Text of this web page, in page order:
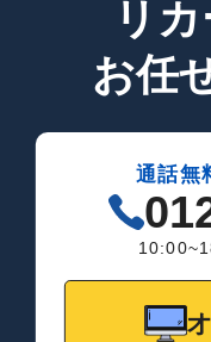
リ
お任
通話無